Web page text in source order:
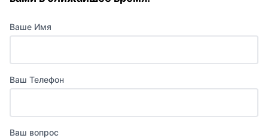
Ваше Имя
Ваш Телефон
Ваш вопрос